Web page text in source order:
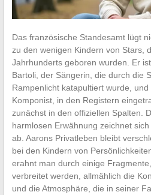
Das französische Standesamt lügt
zu den wenigen Kindern von Stars,
Jahrhunderts geboren wurden. Er
Bartoli, der Sängerin, die durch die
Rampenlicht katapultiert wurde,
Komponist, in den Registern
zunächst in den offiziellen Spalten.
harmlosen Erwähnung zeichnet
ab. Aarons Privatleben bleibt
bei den Kindern von
erahnt man durch einige
verbreitet werden, allmählich die
und die Atmosphäre, die in seiner